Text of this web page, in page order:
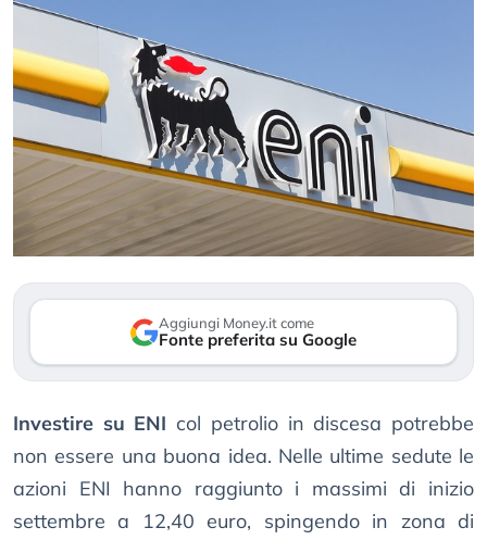
Aggiungi Money.it come
Fonte preferita su Google
Investire su ENI col petrolio in discesa potrebbe
non essere una buona idea. Nelle ultime sedute le
azioni ENI hanno raggiunto i massimi di inizio
settembre a 12,40 euro, spingendo in zona di